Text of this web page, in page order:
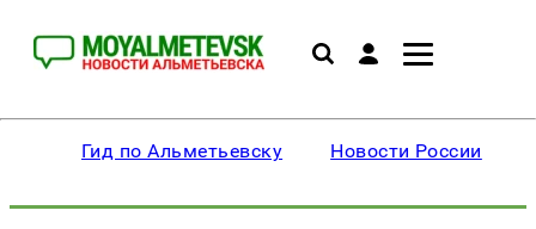
Гид по Альметьевску Новости России